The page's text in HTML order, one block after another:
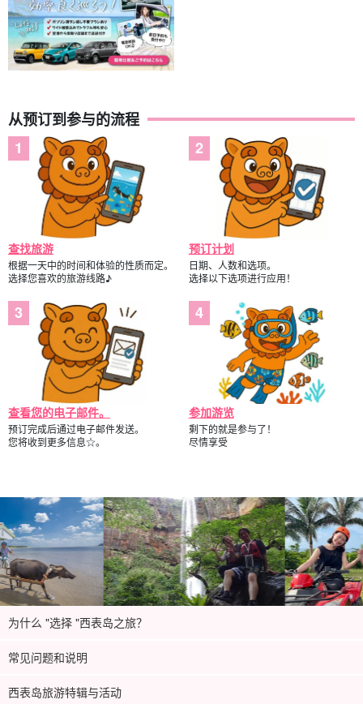
从预订到参与的流程
查找旅游
根据一天中的时间和体验的性质而定。
选择您喜欢的旅游线路♪
预订计划
日期、人数和选项。
选择以下选项进行应用！
查看您的电子邮件。
预订完成后通过电子邮件发送。
您将收到更多信息☆。
参加游览
剩下的就是参与了！
尽情享受
为什么 "选择 "西表岛之旅？
常见问题和说明
西表岛旅游特辑与活动